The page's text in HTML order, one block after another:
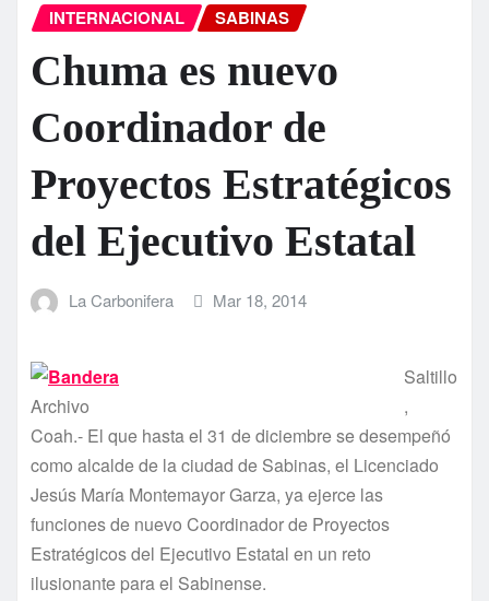
INTERNACIONAL SABINAS
Chuma es nuevo
Coordinador de
Proyectos Estratégicos
del Ejecutivo Estatal
La Carbonifera Mar 18, 2014
Archivo
Saltillo
,
Coah.- El que hasta el 31 de diciembre se desempeñó
como alcalde de la ciudad de Sabinas, el Licenciado
Jesús Marí­a Montemayor Garza, ya ejerce las
funciones de nuevo Coordinador de Proyectos
Estratégicos del Ejecutivo Estatal en un reto
ilusionante para el Sabinense.